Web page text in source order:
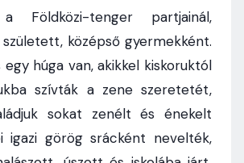
Földközi-tenger partjainál,
született, középső gyermekként.
egy húga van, akikkel kiskoruktól
szívták a zene szeretetét,
sokat zenélt és énekelt
igazi görög srácként nevelték,